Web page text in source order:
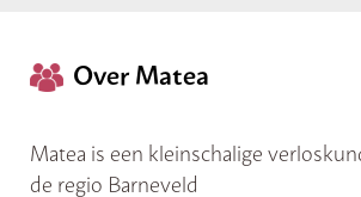
Over Matea
Matea is een kleinschalige
de regio Barneveld